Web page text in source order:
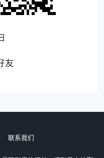
友
联系我们